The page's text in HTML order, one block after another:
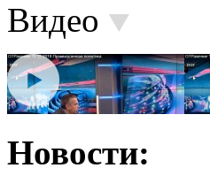
Видео
Новости: